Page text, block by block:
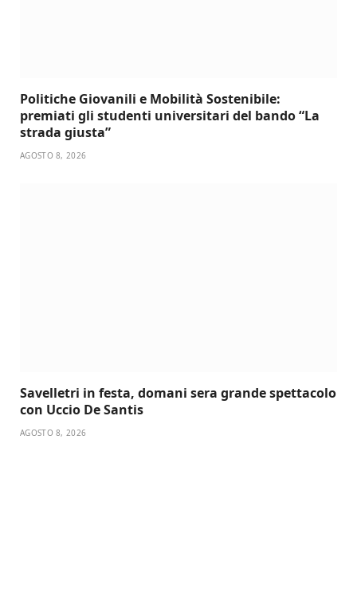
Politiche Giovanili e Mobilità Sostenibile:
premiati gli studenti universitari del bando “La
strada giusta”
AGOSTO 8, 2026
Savelletri in festa, domani sera grande spettacolo
con Uccio De Santis
AGOSTO 8, 2026